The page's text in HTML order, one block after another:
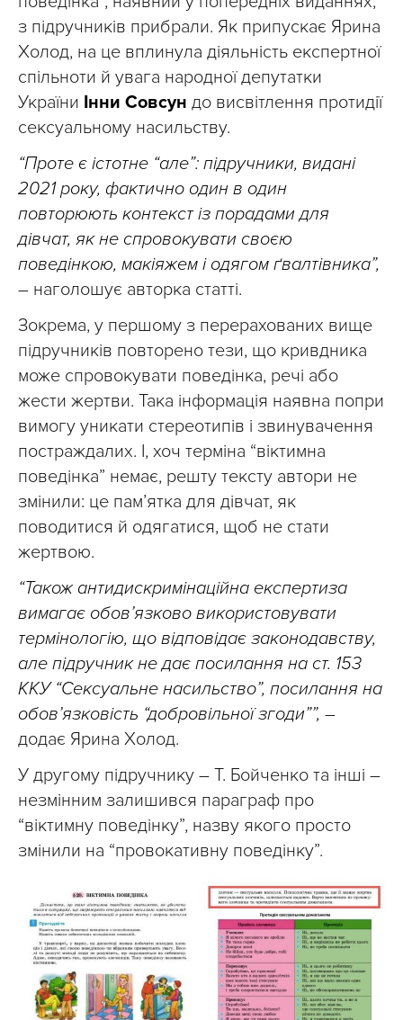
з підручників прибрали. Як припускає Ярина
Холод, на це вплинула діяльність експертної
спільноти й увага народної депутатки
України Інни Совсун до висвітлення протидії
сексуальному насильству.
“Проте є істотне “але”: підручники, видані
2021 року, фактично один в один
повторюють контекст із порадами для
дівчат, як не спровокувати своєю
поведінкою, макіяжем і одягом ґвалтівника”,
– наголошує авторка статті.
Зокрема, у першому з перерахованих вище
підручників повторено тези, що кривдника
може спровокувати поведінка, речі або
жести жертви. Така інформація наявна попри
вимогу уникати стереотипів і звинувачення
постраждалих. І, хоч терміна “віктимна
поведінка” немає, решту тексту автори не
змінили: це пам’ятка для дівчат, як
поводитися й одягатися, щоб не стати
жертвою.
“Також антидискримінаційна експертиза
вимагає обов’язково використовувати
термінологію, що відповідає законодавству,
але підручник не дає посилання на ст. 153
ККУ “Сексуальне насильство”, посилання на
обов’язковість “добровільної згоди””, –
додає Ярина Холод.
У другому підручнику – Т. Бойченко та інші –
незмінним залишився параграф про
“віктимну поведінку”, назву якого просто
змінили на “провокативну поведінку”.